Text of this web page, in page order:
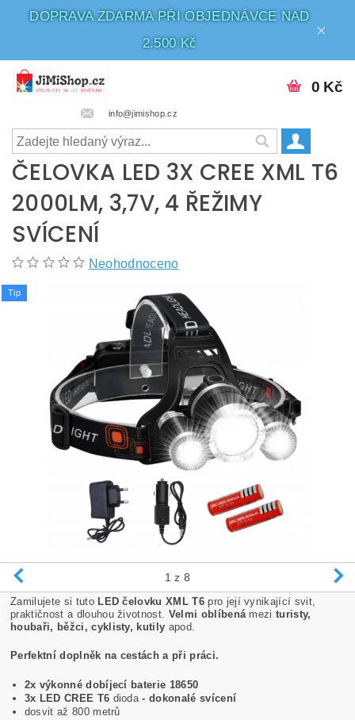
DOPRAVA ZDARMA PŘI OBJEDNÁVCE NAD
2.500 Kč
info@jimishop.cz
0 Kč
ČELOVKA LED 3X CREE XML T6
2000LM, 3,7V, 4 ŘEŽIMY
SVÍCENÍ
Neohodnoceno
Tip
1 z 8
Zamilujete si tuto LED čelovku XML T6pro její vynikající svit,
praktičnost a dlouhou životnost. Velmi oblíbená mezituristy,
houbaři, běžci, cyklisty, kutily apod.
Perfektní doplněk na cestách a při práci.
2x výkonné dobíjecí baterie 18650
3x LED CREE T6 dioda - dokonalé svícení
dosvit až 800 metrů